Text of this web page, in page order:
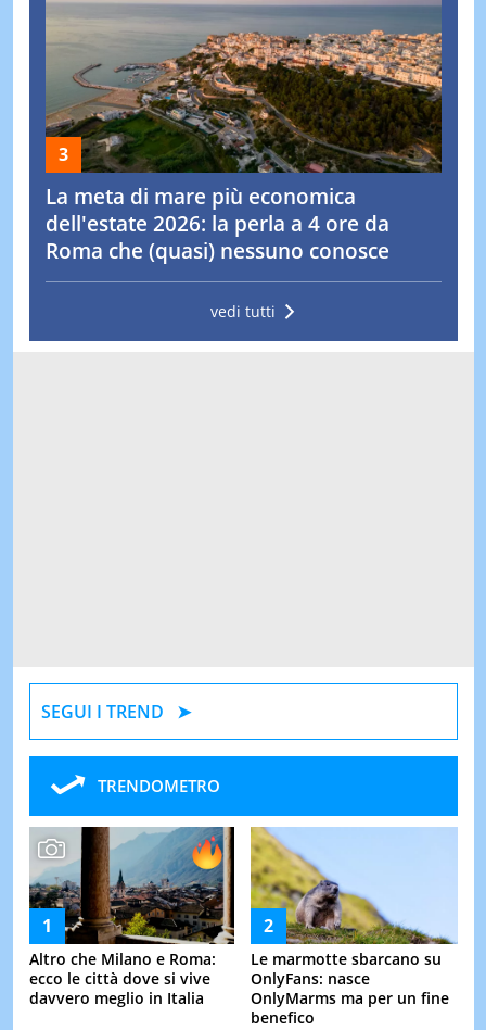
La meta di mare più economica
dell'estate 2026: la perla a 4 ore da
Roma che (quasi) nessuno conosce
vedi tutti
SEGUI I TREND
TRENDOMETRO
Altro che Milano e Roma:
ecco le città dove si vive
davvero meglio in Italia
Le marmotte sbarcano su
OnlyFans: nasce
OnlyMarms ma per un fine
benefico